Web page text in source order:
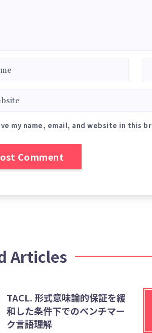
my name, email, and website in this
Articles
TACL. 形式意味論的保証を緩
和した条件下でのベンチマー
ク言語理解